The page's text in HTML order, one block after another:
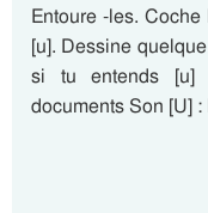
Entoure -les.
[u]. Dessine
si tu entends [u]
documents Son [U]